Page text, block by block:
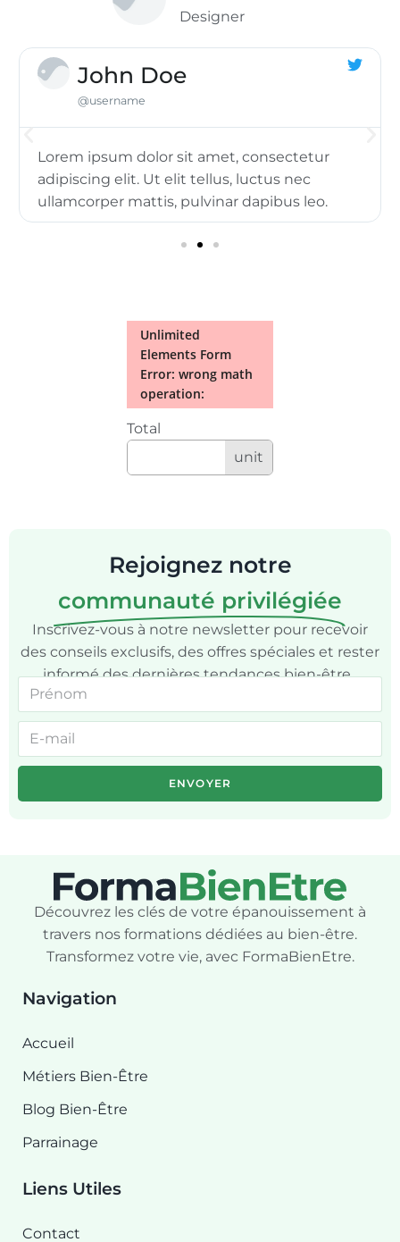
Designer
John Doe
@username
Lorem ipsum dolor sit amet, consectetur
adipiscing elit. Ut elit tellus, luctus nec
ullamcorper mattis, pulvinar dapibus leo.
Unlimited
Elements Form
Error: wrong math
operation:
Total
unit
Rejoignez notre
communauté privilégiée
Inscrivez-vous à notre newsletter pour recevoir
des conseils exclusifs, des offres spéciales et rester
informé des dernières tendances bien-être.
ENVOYER
Découvrez les clés de votre épanouissement à
travers nos formations dédiées au bien-être.
Transformez votre vie, avec FormaBienEtre.
Navigation
Accueil
Métiers Bien-Être
Blog Bien-Être
Parrainage
Liens Utiles
Contact